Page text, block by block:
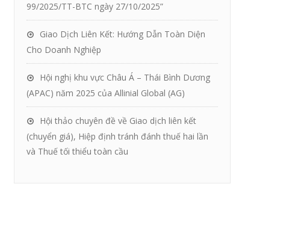
99/2025/TT-BTC ngày 27/10/2025”
Giao Dịch Liên Kết: Hướng Dẫn Toàn Diện
Cho Doanh Nghiệp
Hội nghị khu vực Châu Á – Thái Bình Dương
(APAC) năm 2025 của Allinial Global (AG)
Hội thảo chuyên đề về Giao dịch liên kết
(chuyển giá), Hiệp định tránh đánh thuế hai lần
và Thuế tối thiểu toàn cầu